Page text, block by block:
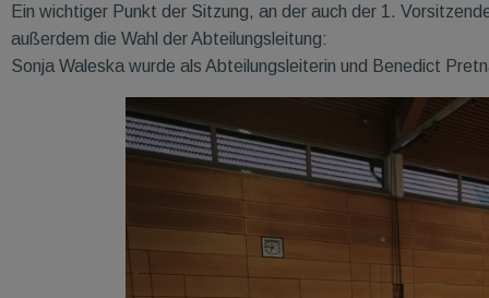
Ein wichtiger Punkt der Sitzung, an der auch der 1.
außerdem die Wahl der Abteilungsleitung:
Sonja Waleska wurde als Abteilungsleiterin und Benedict